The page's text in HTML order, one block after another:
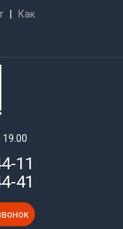
Как
11
41